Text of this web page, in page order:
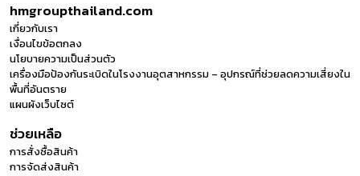
hmgroupthailand.com
เกี่ยวกับเรา
เงื่อนไขข้อตกลง
นโยบายความเป็นส่วนตัว
เครื่องมือป้องกันระเบิดในโรงงานอุตสาหกรรม – อุปกรณ์ที่ช่วยลดความเสี่ยงใน
พื้นที่อันตราย
แผนผังเว็บไซต์
ช่วยเหลือ
การสั่งซื้อสินค้า
การจัดส่งสินค้า